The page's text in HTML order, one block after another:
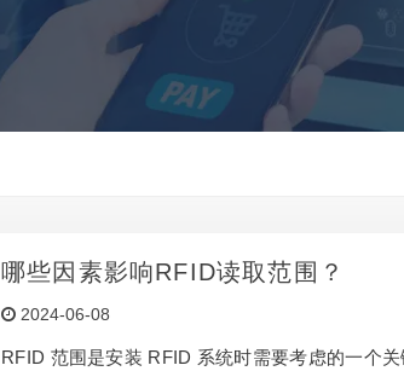
哪些因素影响RFID读取范围？
2024-06-08
RFID 范围是安装 RFID 系统时需要考虑的一个